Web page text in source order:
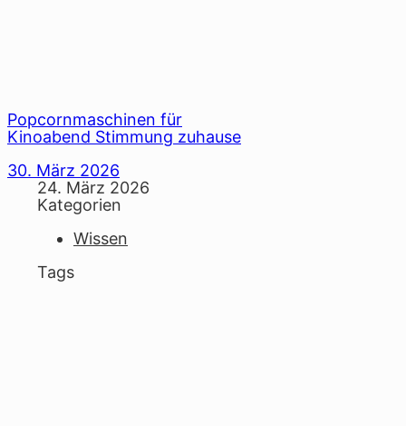
Popcornmaschinen für
Kinoabend Stimmung zuhause
30. März 2026
24. März 2026
Kategorien
Wissen
Tags